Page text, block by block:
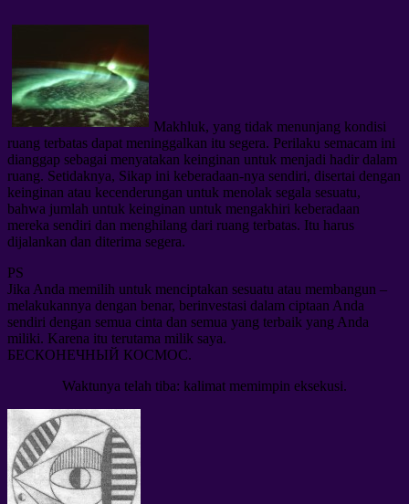
Makhluk, yang tidak menunjang kondisi
ruang terbatas dapat meninggalkan itu segera. Perilaku semacam ini
dianggap sebagai menyatakan keinginan untuk menjadi hadir dalam
ruang. Setidaknya, Sikap ini keberadaan-nya sendiri, disertai dengan
keinginan atau kecenderungan untuk menolak segala sesuatu,
bahwa jumlah untuk keinginan untuk mengakhiri keberadaan
mereka sendiri dan menghilang dari ruang terbatas. Itu harus
dijalankan dan diterima segera.
PS
Jika Anda memilih untuk menciptakan sesuatu atau membangun –
melakukannya dengan benar, berinvestasi dalam ciptaan Anda
sendiri dengan semua cinta dan semua yang terbaik yang Anda
miliki. Karena itu terutama milik saya.
БЕСКОНЕЧНЫЙ КОСМОС.
Waktunya telah tiba: kalimat memimpin eksekusi.